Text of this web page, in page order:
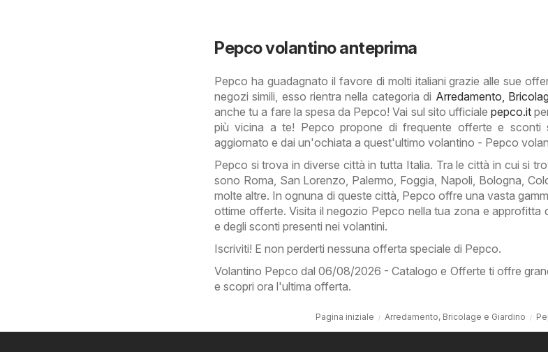
Pepco volantino anteprima
Pepco ha guadagnato il favore di molti italiani grazie alle sue
negozi simili, esso rientra nella categoria di Arredamento,
anche tu a fare la spesa da Pepco! Vai sul sito ufficialepepco.it
più vicina a te! Pepco propone di frequente offerte e sconti
aggiornato e dai un'ochiata a quest'ultimo volantino - Pepco
Pepco si trova in diverse città in tutta Italia. Tra le città in cui si
sono Roma, San Lorenzo, Palermo, Foggia, Napoli, Bologna,
molte altre. In ognuna di queste città, Pepco offre una vasta
ottime offerte. Visita il negozio Pepco nella tua zona e approfitta
e degli sconti presenti nei volantini.
Iscriviti! E non perderti nessuna offerta speciale di Pepco.
Volantino Pepco dal 06/08/2026 - Catalogo e Offerte ti offre
e scopri ora l'ultima offerta.
Pagina iniziale Arredamento, Bricolage e Giardino